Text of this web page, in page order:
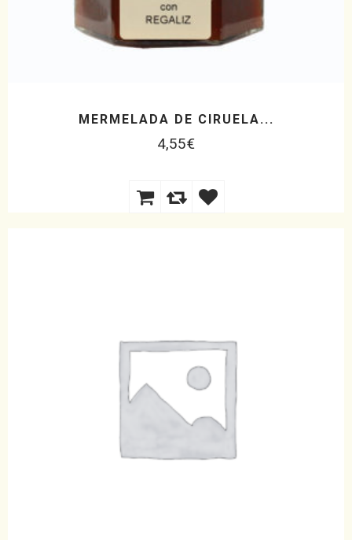
MERMELADA DE CIRUELA...
4,55€